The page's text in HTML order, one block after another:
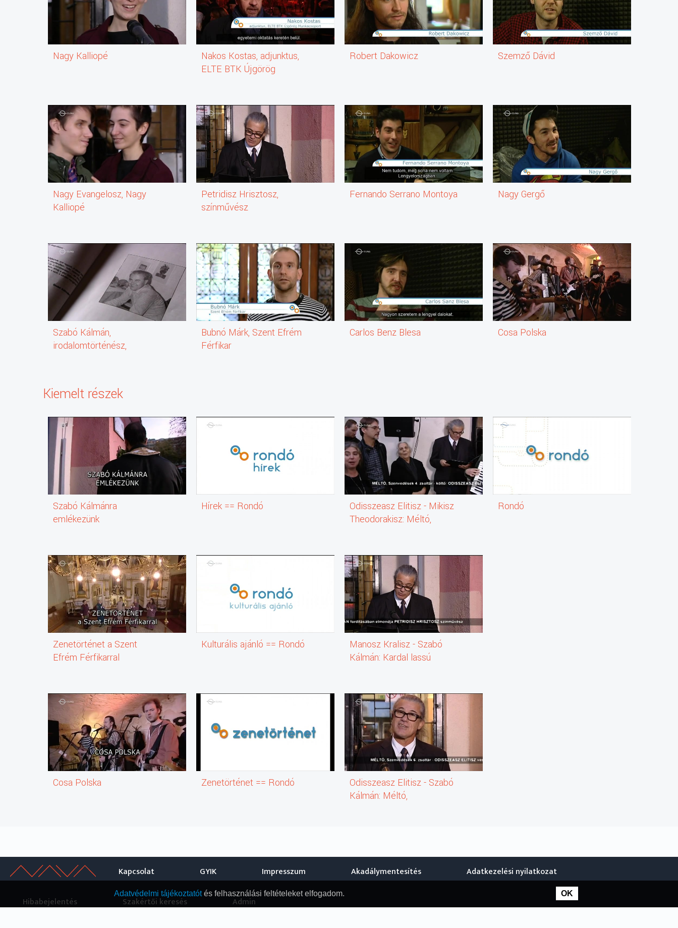
Nagy Kalliopé
Nagy Evangelosz, Nagy
Kalliopé
Szabó Kálmán,
irodalomtörténész,
(1940–1990)
Nakos Kostas, adjunktus,
ELTE BTK Újgörög
Petridisz Hrisztosz,
színművész
Bubnó Márk, Szent Efrém
Férfikar
Robert Dakowicz
Fernando Serrano Montoya
Carlos Benz Blesa
Szemző Dávid
Nagy Gergő
Cosa Polska
Kiemelt részek
Szabó Kálmánra
emlékezünk
Zenetörténet a Szent
Efrém Férfikarral
Cosa Polska
Hírek == Rondó
Kulturális ajánló == Rondó
Zenetörténet == Rondó
Odisszeasz Elitisz - Mikisz
Theodorakisz: Méltó,
Manosz Kralisz - Szabó
Kálmán: Kardal lassú
Odisszeasz Elitisz - Szabó
Kálmán: Méltó,
Rondó
Kapcsolat GYIK Impresszum Akadálymentesítés Adatkezelési nyilatkozat
Hibabejelentés Szakértői keresés Admin
Adatvédelmi tájékoztatótés felhasználási feltételeket elfogadom. OK